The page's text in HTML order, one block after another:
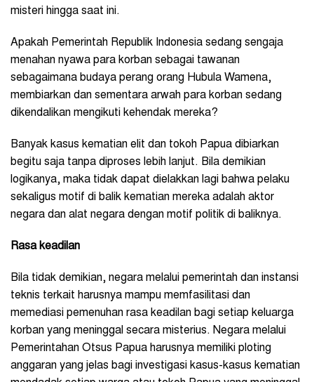
misteri hingga saat ini.
Apakah Pemerintah Republik Indonesia sedang sengaja
menahan nyawa para korban sebagai tawanan
sebagaimana budaya perang orang Hubula Wamena,
membiarkan dan sementara arwah para korban sedang
dikendalikan mengikuti kehendak mereka?
Banyak kasus kematian elit dan tokoh Papua dibiarkan
begitu saja tanpa diproses lebih lanjut. Bila demikian
logikanya, maka tidak dapat dielakkan lagi bahwa pelaku
sekaligus motif di balik kematian mereka adalah aktor
negara dan alat negara dengan motif politik di baliknya.
Rasa keadilan
Bila tidak demikian, negara melalui pemerintah dan instansi
teknis terkait harusnya mampu memfasilitasi dan
memediasi pemenuhan rasa keadilan bagi setiap keluarga
korban yang meninggal secara misterius. Negara melalui
Pemerintahan Otsus Papua harusnya memiliki ploting
anggaran yang jelas bagi investigasi kasus-kasus kematian